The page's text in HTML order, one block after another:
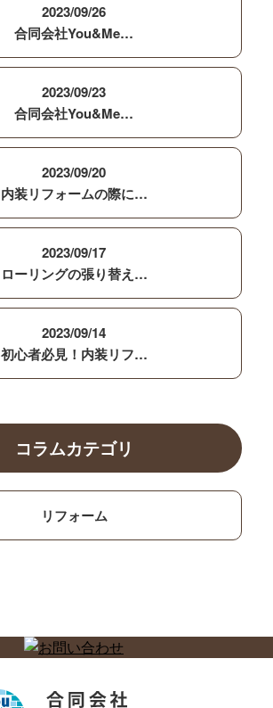
2023/09/26
合同会社You&Me…
2023/09/23
合同会社You&Me…
2023/09/20
内装リフォームの際に…
2023/09/17
ローリングの張り替え…
2023/09/14
初心者必見！内装リフ…
コラムカテゴリ
リフォーム